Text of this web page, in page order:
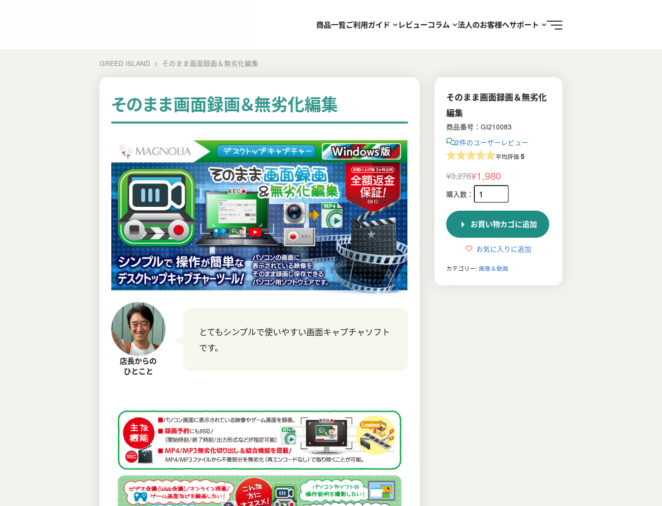
商品一覧ご利用ガイド レビューコラム 法人のお客様へサポート
GREED ISLAND そのまま画面録画＆無劣化編集
そのまま画面録画＆無劣化編集
店長からの
ひとこと
とてもシンプルで使いやすい画面キャプチャソフト
です。
そのまま画面録画＆無劣化
編集
商品番号：GI210083
2件のユーザーレビュー
平均評価5
¥3,278
元
の
価
格
¥1,980
現
在
の
価
お買い物カゴに追加
お気に入りに追加
カテゴリー:画像＆動画